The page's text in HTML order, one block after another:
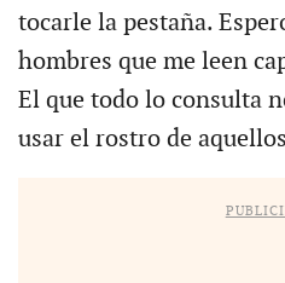
tocarle la pestaña.
hombres que me leen
El que todo lo consulta
usar el rostro de